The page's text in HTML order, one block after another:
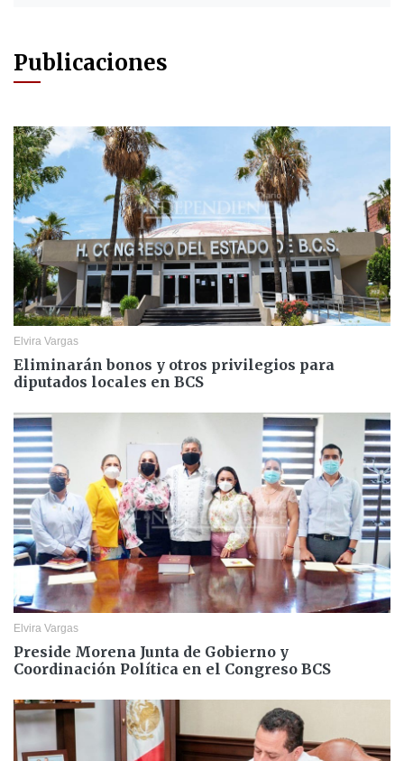
Publicaciones
Elvira Vargas
Eliminarán bonos y otros privilegios para
diputados locales en BCS
Elvira Vargas
Preside Morena Junta de Gobierno y
Coordinación Política en el Congreso BCS